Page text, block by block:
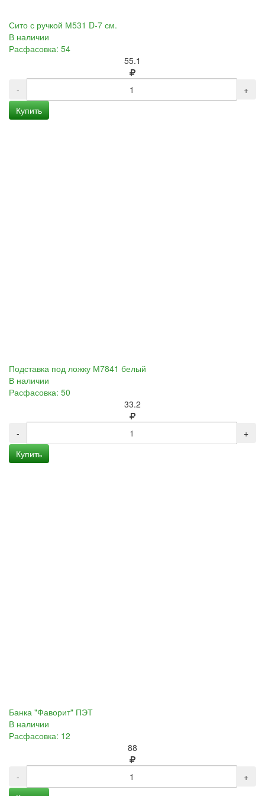
Сито с ручкой М531 D-7 см.
В наличии
Расфасовка: 54
55.1
-
+
Купить
Подставка под ложку М7841 белый
В наличии
Расфасовка: 50
33.2
-
+
Купить
Банка "Фаворит" ПЭТ
В наличии
Расфасовка: 12
88
-
+